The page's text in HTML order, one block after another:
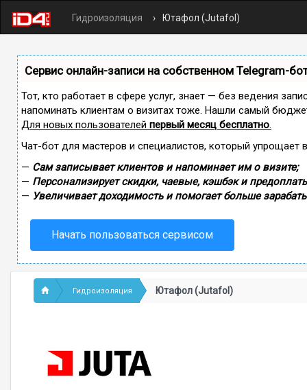
Гидроизоляция Ютафол (Jutafol)
Сервис онлайн-записи на собственном Telegram-
Тот, кто работает в сфере услуг, знает — без ведения
напоминать клиентам о визитах тоже. Нашли самый
Для новых пользователей первый месяц бесплатно.
Чат-бот для мастеров и специалистов, который упрощает
— Сам записывает клиентов и напоминает им о визите;
— Персонализирует скидки, чаевые, кэшбэк и
— Увеличивает доходимость и помогает больше
Начать пользоваться сервисом
Гидроизоляция Ютафол (Jutafol)